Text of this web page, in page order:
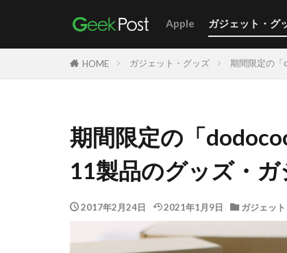
Apple ガジェット・グ
HOME ガジェット・グッズ 期間限定の「
期間限定の「
11製品のグッズ・ガ
2017年2月24日 2021年1月9日 ガジェッ